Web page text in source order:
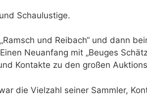
Schaulustige.
und Reibach“ und dann
Neuanfang mit „Beuges
Kontakte zu den großen
die Vielzahl seiner Sammler,